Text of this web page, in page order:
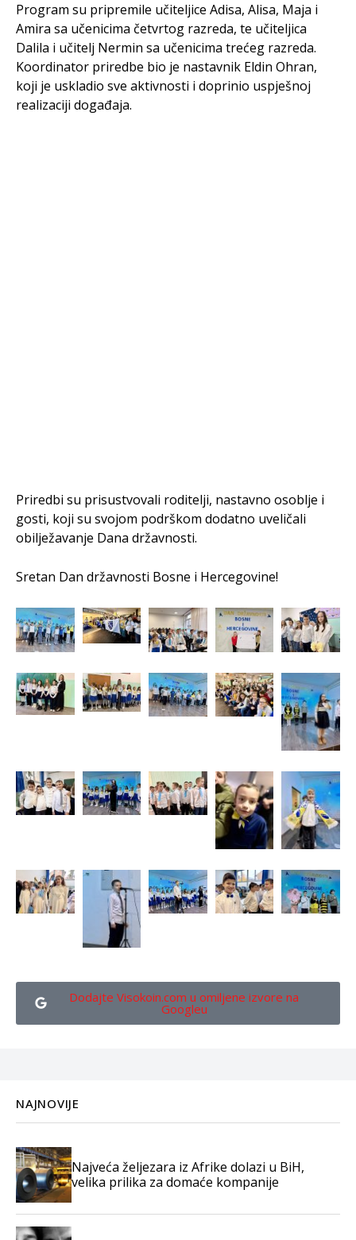
Program su pripremile učiteljice Adisa, Alisa, Maja i
Amira sa učenicima četvrtog razreda, te učiteljica
Dalila i učitelj Nermin sa učenicima trećeg razreda.
Koordinator priredbe bio je nastavnik Eldin Ohran,
koji je uskladio sve aktivnosti i doprinio uspješnoj
realizaciji događaja.
Priredbi su prisustvovali roditelji, nastavno osoblje i
gosti, koji su svojom podrškom dodatno uveličali
obilježavanje Dana državnosti.
Sretan Dan državnosti Bosne i Hercegovine!
Dodajte Visokoin.com u omiljene izvore na
Googleu
NAJNOVIJE
Najveća željezara iz Afrike dolazi u BiH,
velika prilika za domaće kompanije